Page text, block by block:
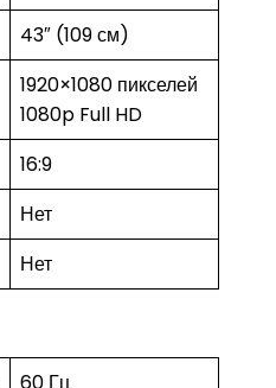
43″ (109 см)
1920×1080 пикселей
1080p Full HD
16:9
Нет
Нет